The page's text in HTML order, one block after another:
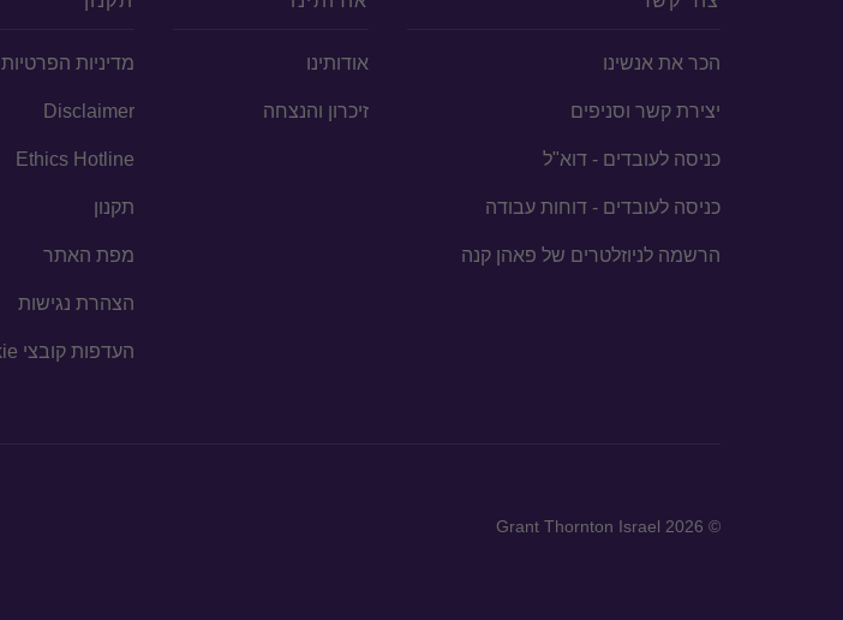
הכר את אנשינו
יצירת קשר וסניפים
כניסה לעובדים - דוא"ל
כניסה לעובדים - דוחות עבודה
הרשמה לניוזלטרים של פאהן קנה
אודותינו
זיכרון והנצחה
מדיניות הפרטיות
Disclaimer
Ethics Hotline
תקנון
מפת האתר
הצהרת נגישות
העדפות קובצי Cookie
© 2026 Grant Thornton Israel